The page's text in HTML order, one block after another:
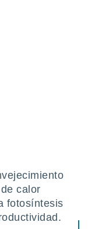
calor
fotosíntesis